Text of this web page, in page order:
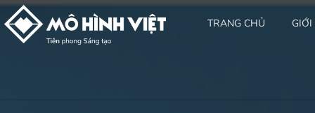
TRANG CHỦ